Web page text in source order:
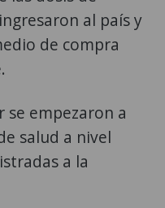
al país y
de compra
se empezaron a
salud a nivel
a la